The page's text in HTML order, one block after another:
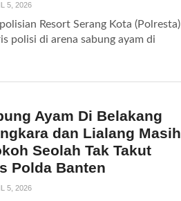
5, 2026
Resort Serang Kota (Polresta)
polisi di arena sabung ayam di
Ayam Di Belakang
dan Lialang Masih
Seolah Tak Takut
Polda Banten
5, 2026